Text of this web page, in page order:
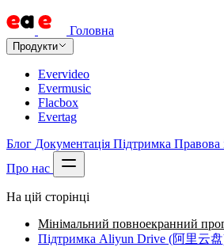
Головна
Продукти
Evervideo
Evermusic
Flacbox
Evertag
Блог Документація Підтримка Правова
Про нас
На цій сторінці
Мінімальний повноекранний
Підтримка Aliyun Drive (阿里云